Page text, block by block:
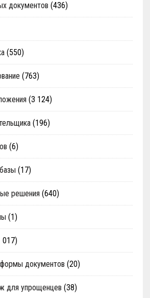
документов (436)
(550)
(763)
(3 124)
(196)
(6)
(17)
решения (640)
(1)
017)
документов (20)
для упрощенцев (38)